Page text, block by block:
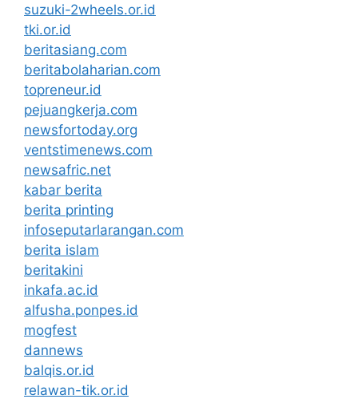
suzuki-2wheels.or.id
tki.or.id
beritasiang.com
beritabolaharian.com
topreneur.id
pejuangkerja.com
newsfortoday.org
ventstimenews.com
newsafric.net
kabar berita
berita printing
infoseputarlarangan.com
berita islam
beritakini
inkafa.ac.id
alfusha.ponpes.id
mogfest
dannews
balqis.or.id
relawan-tik.or.id